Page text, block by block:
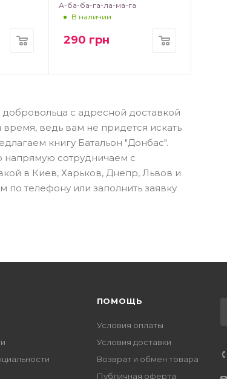
А-ба-ба-га-ла-ма-га
В наличии
290 грн
с адресной доставкой
ведь вам не придется искать
книгу Батальон "Донбас".
напрямую сотрудничаем с
в Киев, Харьков, Днепр, Львов и
телефону или заполнить заявку
ПОМОЩЬ
Условия оплаты
Условия доставки
Возврат и обмен товара
Публичная оферта